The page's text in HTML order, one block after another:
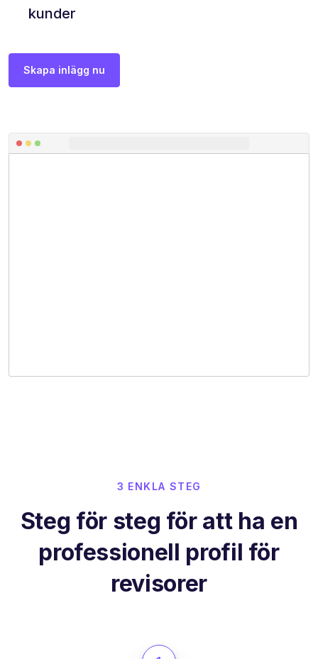
kunder
Skapa inlägg nu
3 ENKLA STEG
Steg för steg för att ha en
professionell profil för
revisorer